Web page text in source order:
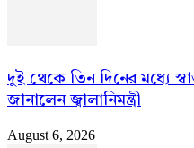
দুই থেকে তিন দিনের মধ্যে
জানালেন জ্বালানিমন্ত্রী
August 6, 2026